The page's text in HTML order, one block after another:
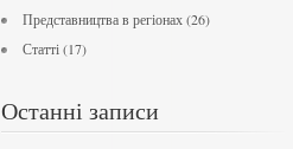
Представництва в регіонах(26)
Статті(17)
Останні записи